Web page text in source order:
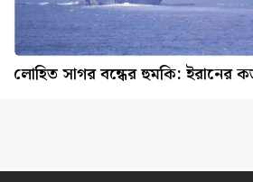
লোহিত সাগর বন্ধের হুমকি: ইরানের